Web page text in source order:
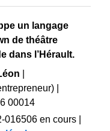
un langage
de théâtre
dans l’Hérault.
|
00014
016506 en cours|